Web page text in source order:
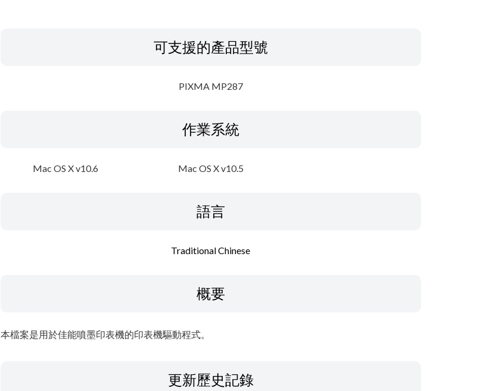
可支援的產品型號
PIXMA MP287
作業系統
Mac OS X v10.6 Mac OS X v10.5
語言
Traditional Chinese
概要
本檔案是用於佳能噴墨印表機的印表機驅動程式。
更新歷史記錄